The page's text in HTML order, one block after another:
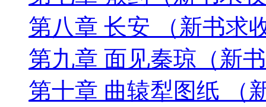
第八章 长安 （新书求
第九章 面见秦琼（新
第十章 曲辕犁图纸 （